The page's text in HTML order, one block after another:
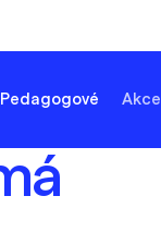
Pedagogové Akce